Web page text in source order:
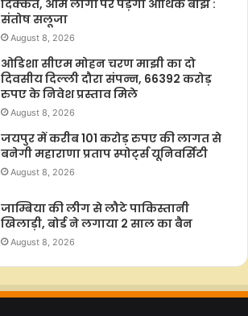
दिक्कत, आम लोगों पर पड़ेगा आर्थिक बोझ :
संतोष सलूजा
August 8, 2026
ओडिशा सीएम मोहन चरण माझी का दो
दिवसीय दिल्ली दौरा संपन्न, 66392 करोड़
रुपए के निवेश प्रस्ताव मिले
August 8, 2026
जयपुर में करीब 101 करोड़ रुपए की लागत से
बनेगी महाराणा प्रताप स्पोर्ट्स यूनिवर्सिटी
August 8, 2026
जाम्बिया की लीग से लौटे पाकिस्तानी
खिलाड़ी, बोर्ड ने लगाया 2 साल का बैन
August 8, 2026